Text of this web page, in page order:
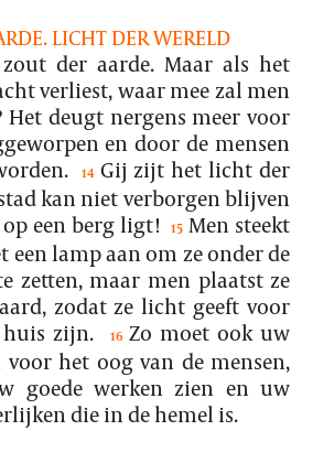
LICHT DER WERELD
der aarde. Maar als het
verliest, waar mee zal men
Het deugt nergens meer voor
en door de mensen
14 Gij zijt het licht der
kan niet verborgen blijven
op een berg ligt!
15 Men steekt
een lamp aan om ze onder de
zetten, maar men plaatst ze
zodat ze licht geeft voor
zijn.
16 Zo moet ook uw
het oog van de mensen,
goede werken zien en uw
die in de hemel is.